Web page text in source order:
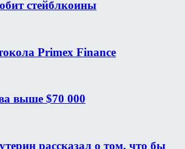
стейблкоины
Primex Finance
выше $70 000
рассказал о том, что бы